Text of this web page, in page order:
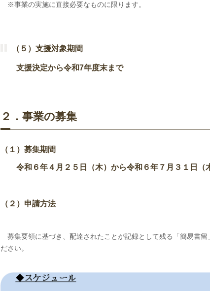
※事業の実施に直接必要なものに限ります。
（５）支援対象期間
支援決定から令和7年度末まで
２．事業の募集
（１）募集期間
令和６年４月２５日（木）から令和６年７月３１日（
（２）申請方法
募集要領に基づき、配達されたことが記録として残る「簡易書留
ださい。